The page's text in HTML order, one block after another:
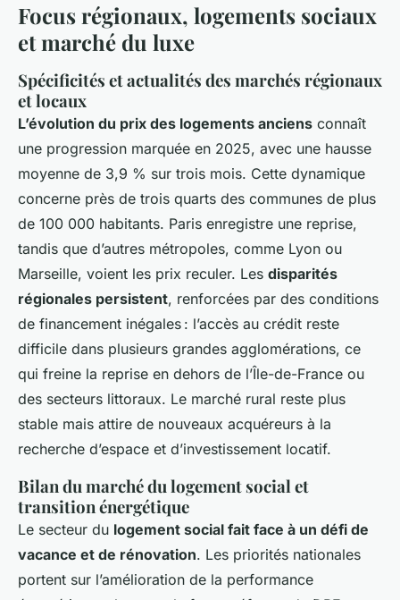
Focus régionaux, logements sociaux
et marché du luxe
Spécificités et actualités des marchés régionaux
et locaux
L’évolution du prix des logements anciens connaît
une progression marquée en 2025, avec une hausse
moyenne de 3,9 % sur trois mois. Cette dynamique
concerne près de trois quarts des communes de plus
de 100 000 habitants. Paris enregistre une reprise,
tandis que d’autres métropoles, comme Lyon ou
Marseille, voient les prix reculer. Les disparités
régionales persistent, renforcées par des conditions
de financement inégales : l’accès au crédit reste
difficile dans plusieurs grandes agglomérations, ce
qui freine la reprise en dehors de l’Île-de-France ou
des secteurs littoraux. Le marché rural reste plus
stable mais attire de nouveaux acquéreurs à la
recherche d’espace et d’investissement locatif.
Bilan du marché du logement social et
transition énergétique
Le secteur du logement social fait face à un défi de
vacance et de rénovation. Les priorités nationales
portent sur l’amélioration de la performance